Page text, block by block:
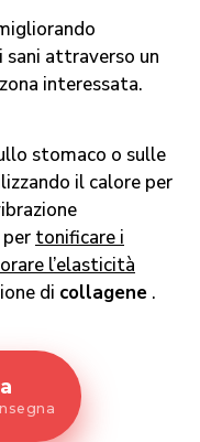
sani attraverso un
interessata.
stomaco o sulle
il calore per
per tonificare i
l’elasticità
di collagene .